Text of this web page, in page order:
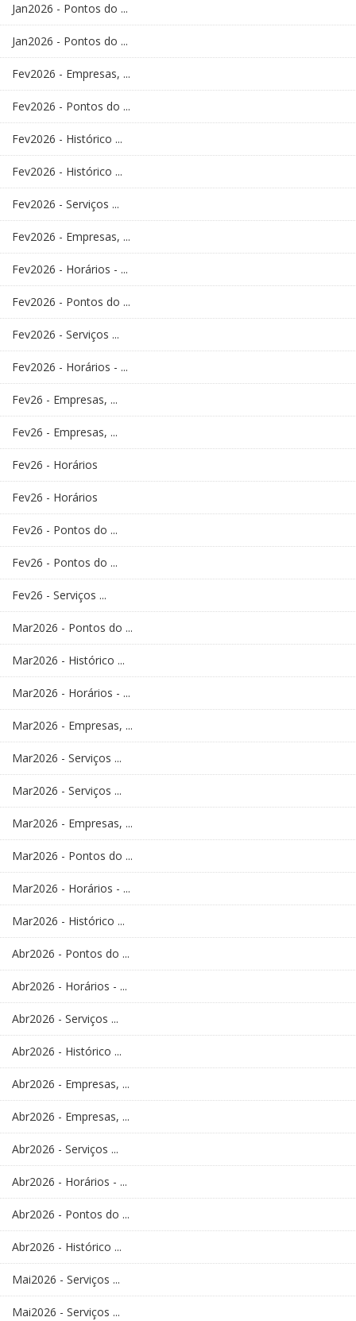
Jan2026 - Pontos do ...
Jan2026 - Pontos do ...
Fev2026 - Empresas, ...
Fev2026 - Pontos do ...
Fev2026 - Histórico ...
Fev2026 - Histórico ...
Fev2026 - Serviços ...
Fev2026 - Empresas, ...
Fev2026 - Horários - ...
Fev2026 - Pontos do ...
Fev2026 - Serviços ...
Fev2026 - Horários - ...
Fev26 - Empresas, ...
Fev26 - Empresas, ...
Fev26 - Horários
Fev26 - Horários
Fev26 - Pontos do ...
Fev26 - Pontos do ...
Fev26 - Serviços ...
Mar2026 - Pontos do ...
Mar2026 - Histórico ...
Mar2026 - Horários - ...
Mar2026 - Empresas, ...
Mar2026 - Serviços ...
Mar2026 - Serviços ...
Mar2026 - Empresas, ...
Mar2026 - Pontos do ...
Mar2026 - Horários - ...
Mar2026 - Histórico ...
Abr2026 - Pontos do ...
Abr2026 - Horários - ...
Abr2026 - Serviços ...
Abr2026 - Histórico ...
Abr2026 - Empresas, ...
Abr2026 - Empresas, ...
Abr2026 - Serviços ...
Abr2026 - Horários - ...
Abr2026 - Pontos do ...
Abr2026 - Histórico ...
Mai2026 - Serviços ...
Mai2026 - Serviços ...